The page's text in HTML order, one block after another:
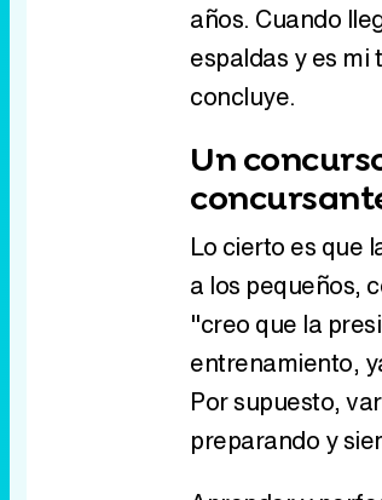
años. Cuando
espaldas y es
concluye.
Un
Lo cierto es que
a los pequeños,
"creo que la
entrenamiento,
Por supuesto,
preparando y